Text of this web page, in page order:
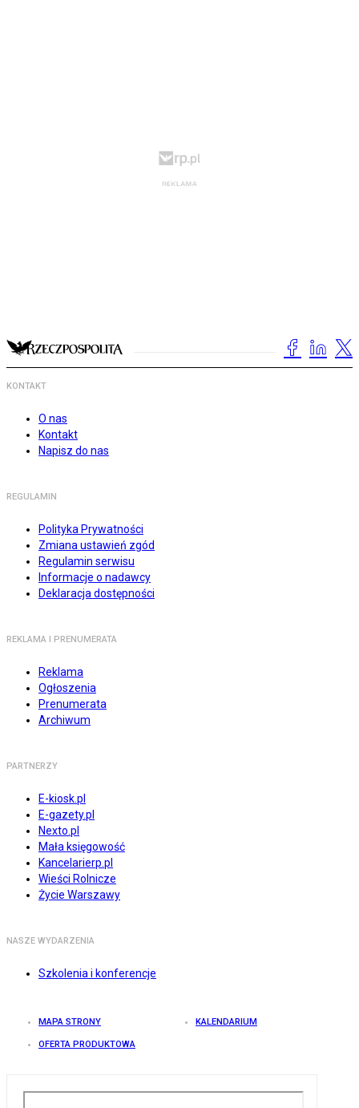
KONTAKT
O nas
Kontakt
Napisz do nas
REGULAMIN
Polityka Prywatności
Zmiana ustawień zgód
Regulamin serwisu
Informacje o nadawcy
Deklaracja dostępności
REKLAMA I PRENUMERATA
Reklama
Ogłoszenia
Prenumerata
Archiwum
PARTNERZY
E-kiosk.pl
E-gazety.pl
Nexto.pl
Mała księgowość
Kancelarierp.pl
Wieści Rolnicze
Życie Warszawy
NASZE WYDARZENIA
Szkolenia i konferencje
MAPA STRONY KALENDARIUM
OFERTA PRODUKTOWA